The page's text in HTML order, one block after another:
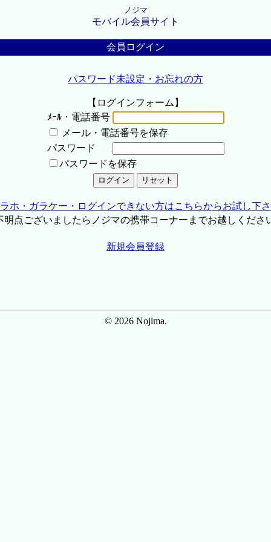
ノジマ
モバイル会員サイト
会員ログイン
パスワード未設定・お忘れの方
【ログインフォーム】
ﾒｰﾙ・電話番号
メール・電話番号を保存
パスワード
パスワードを保存
ホ・ガラケー・ログインできない方はこちらからお試し下
点ございましたらノジマの携帯コーナーまでお越しくださ
新規会員登録
© 2026 Nojima.